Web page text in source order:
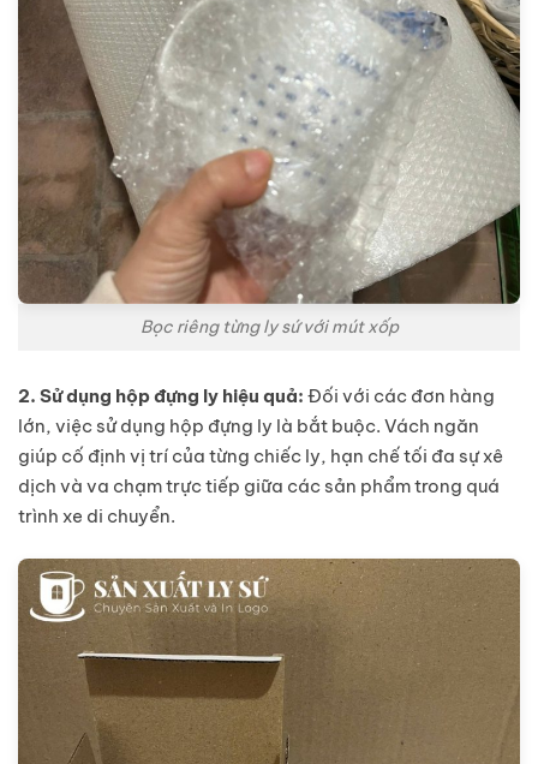
Bọc riêng từng ly sứ với mút xốp
2. Sử dụng hộp đựng ly hiệu quả: Đối với các đơn hàng
lớn, việc sử dụng hộp đựng ly là bắt buộc. Vách ngăn
giúp cố định vị trí của từng chiếc ly, hạn chế tối đa sự xê
dịch và va chạm trực tiếp giữa các sản phẩm trong quá
trình xe di chuyển.